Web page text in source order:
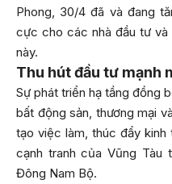
Phong, 30/4 đã và đang
cực cho các nhà đầu tư
này.
Thu hút đầu tư mạnh
Sự phát triển hạ tầng đồng
bất động sản, thương mại
tạo việc làm, thúc đẩy
cạnh tranh của Vũng Tàu
Đông Nam Bộ.